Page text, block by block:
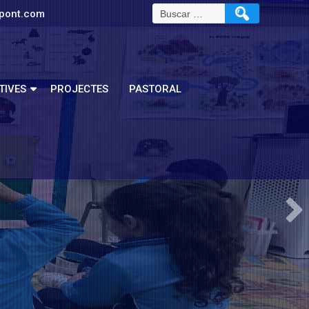
PROJECTES PASTORAL